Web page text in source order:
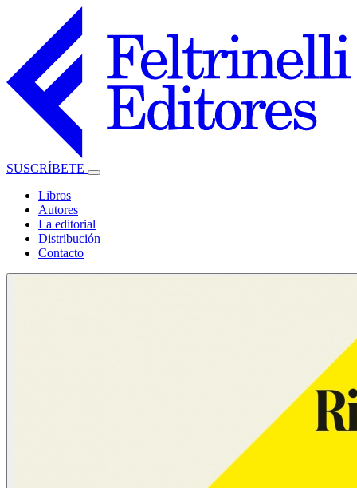
SUSCRÍBETE
Libros
Autores
La editorial
Distribución
Contacto